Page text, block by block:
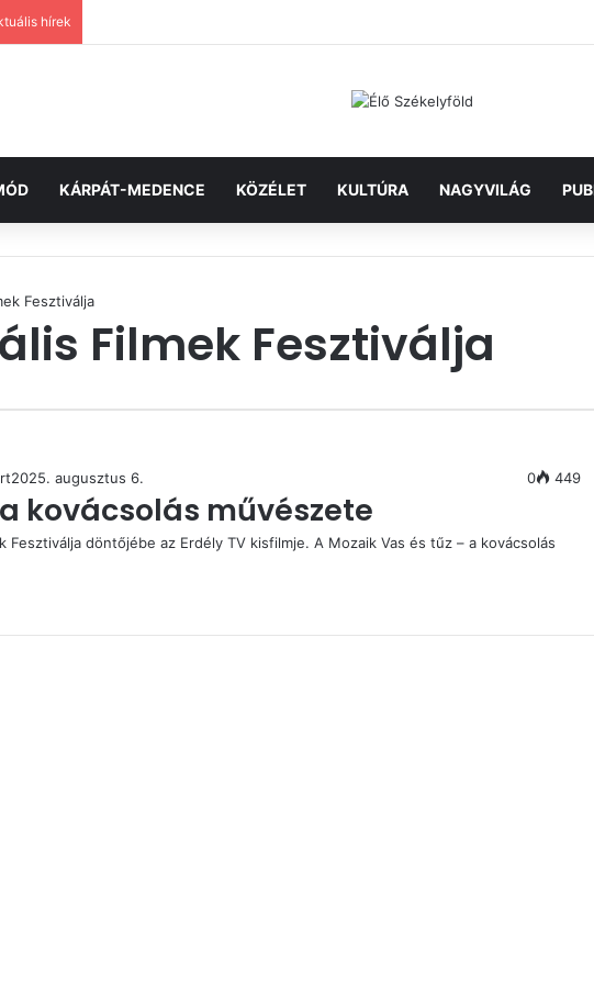
hírek
KÁRPÁT-MEDENCE KÖZÉLET KULTÚRA NAGYVILÁG
Fesztiválja
Filmek Fesztiválja
2025. augusztus 6. 0 449
a kovácsolás művészete
Fesztiválja döntőjébe az Erdély TV kisfilmje. A Mozaik Vas és tűz – a kovácsolás